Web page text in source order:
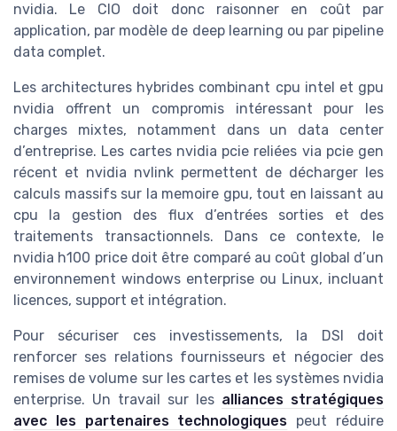
nvidia. Le CIO doit donc raisonner en coût par
application, par modèle de deep learning ou par pipeline
data complet.
Les architectures hybrides combinant cpu intel et gpu
nvidia offrent un compromis intéressant pour les
charges mixtes, notamment dans un data center
d’entreprise. Les cartes nvidia pcie reliées via pcie gen
récent et nvidia nvlink permettent de décharger les
calculs massifs sur la memoire gpu, tout en laissant au
cpu la gestion des flux d’entrées sorties et des
traitements transactionnels. Dans ce contexte, le
nvidia h100 price doit être comparé au coût global d’un
environnement windows enterprise ou Linux, incluant
licences, support et intégration.
Pour sécuriser ces investissements, la DSI doit
renforcer ses relations fournisseurs et négocier des
remises de volume sur les cartes et les systèmes nvidia
enterprise. Un travail sur les alliances stratégiques
avec les partenaires technologiques peut réduire